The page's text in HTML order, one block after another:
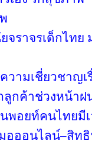
จราจรเด็กไท
ามเชี่ยวชาญเ
ลูกค้าช่วงหน้า
อยท์คนไทยมีเ
มอออนไลน์–สิ